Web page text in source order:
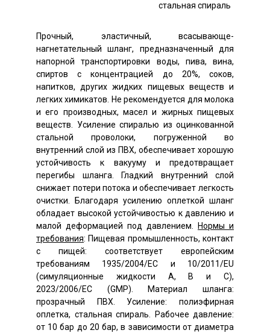
стальная спираль
Прочный, эластичный, всасывающе-
нагнетательный шланг, предназначенный для
напорной транспортировки воды, пива, вина,
спиртов с концентрацией до 20%, соков,
напитков, других жидких пищевых веществ и
легких химикатов. Не рекомендуется для молока
и его производных, масел и жирных пищевых
веществ. Усиление спиралью из оцинкованной
стальной проволоки, погруженной во
внутренний слой из ПВХ, обеспечивает хорошую
устойчивость к вакууму и предотвращает
перегибы шланга. Гладкий внутренний слой
снижает потери потока и обеспечивает легкость
очистки. Благодаря усилению оплеткой шланг
обладает высокой устойчивостью к давлению и
малой деформацией под давлением.
Нормы и
требования: Пищевая промышленность, контакт
с пищей: соответствует европейским
требованиям 1935/2004/EC и 10/2011/EU
(симуляционные жидкости A, B и C),
2023/2006/EC (GMP). Материал шланга:
прозрачный ПВХ. Усиление: полиэфирная
оплетка, стальная спираль. Рабочее давление:
от 10 бар до 20 бар, в зависимости от диаметра